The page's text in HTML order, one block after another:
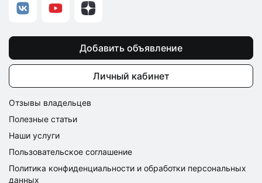
Добавить объявление
Личный кабинет
Отзывы владельцев
Полезные статьи
Наши услуги
Пользовательское соглашение
Политика конфиденциальности и обработки персональных
данных